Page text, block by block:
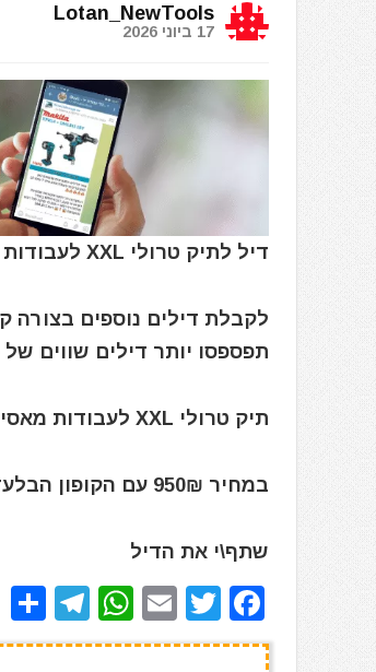
Lotan_NewTools
17 ביוני 2026
דיל לתיק טרולי XXL לעבודות מאסיביות טאף בילט ToughBuilt TB-CT-61-22
לקבלת דילים נוספים בצורה
תפספסו יותר דילים שווים של
תיק טרולי XXL לעבודות מאסיביות ToughBuilt TB-CT-61-22
במחיר 950₪ עם הקופון הבלעדי BUYILAL20
שתף\י את הדיל
F
a
T
w
E
m
W
h
T
el